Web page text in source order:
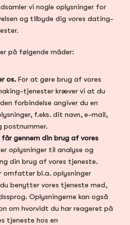
vi nogle oplysninger for
og tilbyde dig vores dating-
på følgende måder:
os. For at gøre brug af vores
tjenester kræver vi at du
forbindelse angiver du en
f.eks. dit navn, e-mail,
postnummer.
gennem din brug af vores
oplysninger til analyse og
din brug af vores tjeneste.
omfatter bl.a. oplysninger
benytter vores tjeneste med,
Oplysningerne kan også
om hvorvidt du har reageret på
tjeneste hos en